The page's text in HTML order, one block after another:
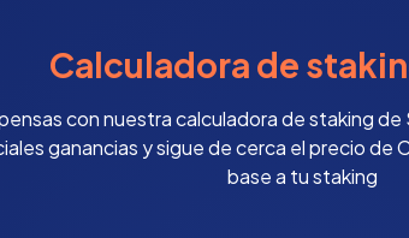
Calculadora de
con nuestra calculadora de staking
ganancias y sigue de cerca el precio de
base a tu staking